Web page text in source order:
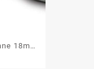
18mm
z